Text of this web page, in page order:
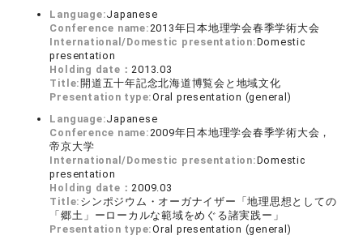
Language:Japanese
Conference name:2013年日本地理学会春季学術大会
International/Domestic presentation:Domestic
presentation
Holding date：2013.03
Title: 開道五十年記念北海道博覧会と地域文化
Presentation type:Oral presentation (general)
Language:Japanese
Conference name:2009年日本地理学会春季学術大会，
帝京大学
International/Domestic presentation:Domestic
presentation
Holding date：2009.03
Title: シンポジウム・オーガナイザー「地理思想としての
「郷土」ーローカルな範域をめぐる諸実践ー」
Presentation type:Oral presentation (general)